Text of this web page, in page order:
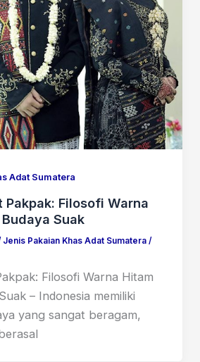
Adat Sumatera
Pakpak: Filosofi Warna
Suak
Jenis Pakaian Khas Adat Sumatera/
Filosofi Warna Hitam
– Indonesia memiliki
yang sangat beragam,